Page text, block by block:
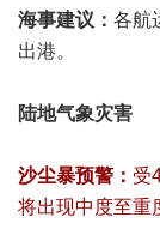
海事建议： 各航
出港。
陆地气象灾害
沙尘暴预警： 受
将出现中度至重